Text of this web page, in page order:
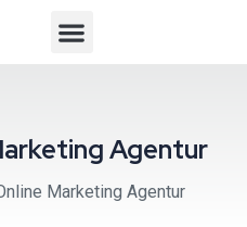
Agentur
Marketing Agentur